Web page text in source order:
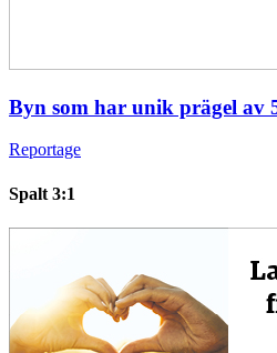
Byn som har unik prägel av
Reportage
Spalt 3:1